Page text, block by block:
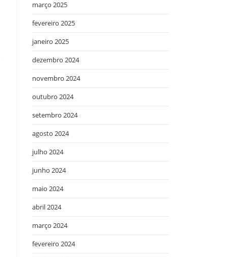
março 2025
fevereiro 2025
janeiro 2025
dezembro 2024
novembro 2024
outubro 2024
setembro 2024
agosto 2024
julho 2024
junho 2024
maio 2024
abril 2024
março 2024
fevereiro 2024